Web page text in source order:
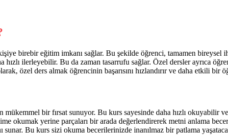
birebir eğitim imkanı sağlar. Bu şekilde öğrenci, tamamen
ilerleyebilir. Bu da zaman tasarrufu sağlar. Özel dersler ayrıca
özel ders almak öğrencinin başarısını hızlandırır ve daha etkili bir
mükemmel bir fırsat sunuyor. Bu kurs sayesinde daha hızlı
okumak yerine parçaları bir arada değerlendirerek metni anlama
Bu kurs sizi okuma becerilerinizde inanılmaz bir patlama